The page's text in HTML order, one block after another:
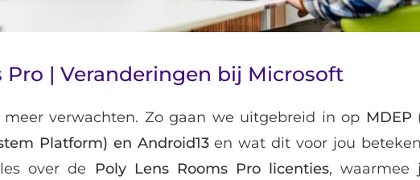
Pro | Veranderingen bij Microsoft
verwachten. Zo gaan we uitgebreid in op MDEP
Platform) en Android13en wat dit voor jou
over de
Poly Lens Rooms Pro licenties, waarmee